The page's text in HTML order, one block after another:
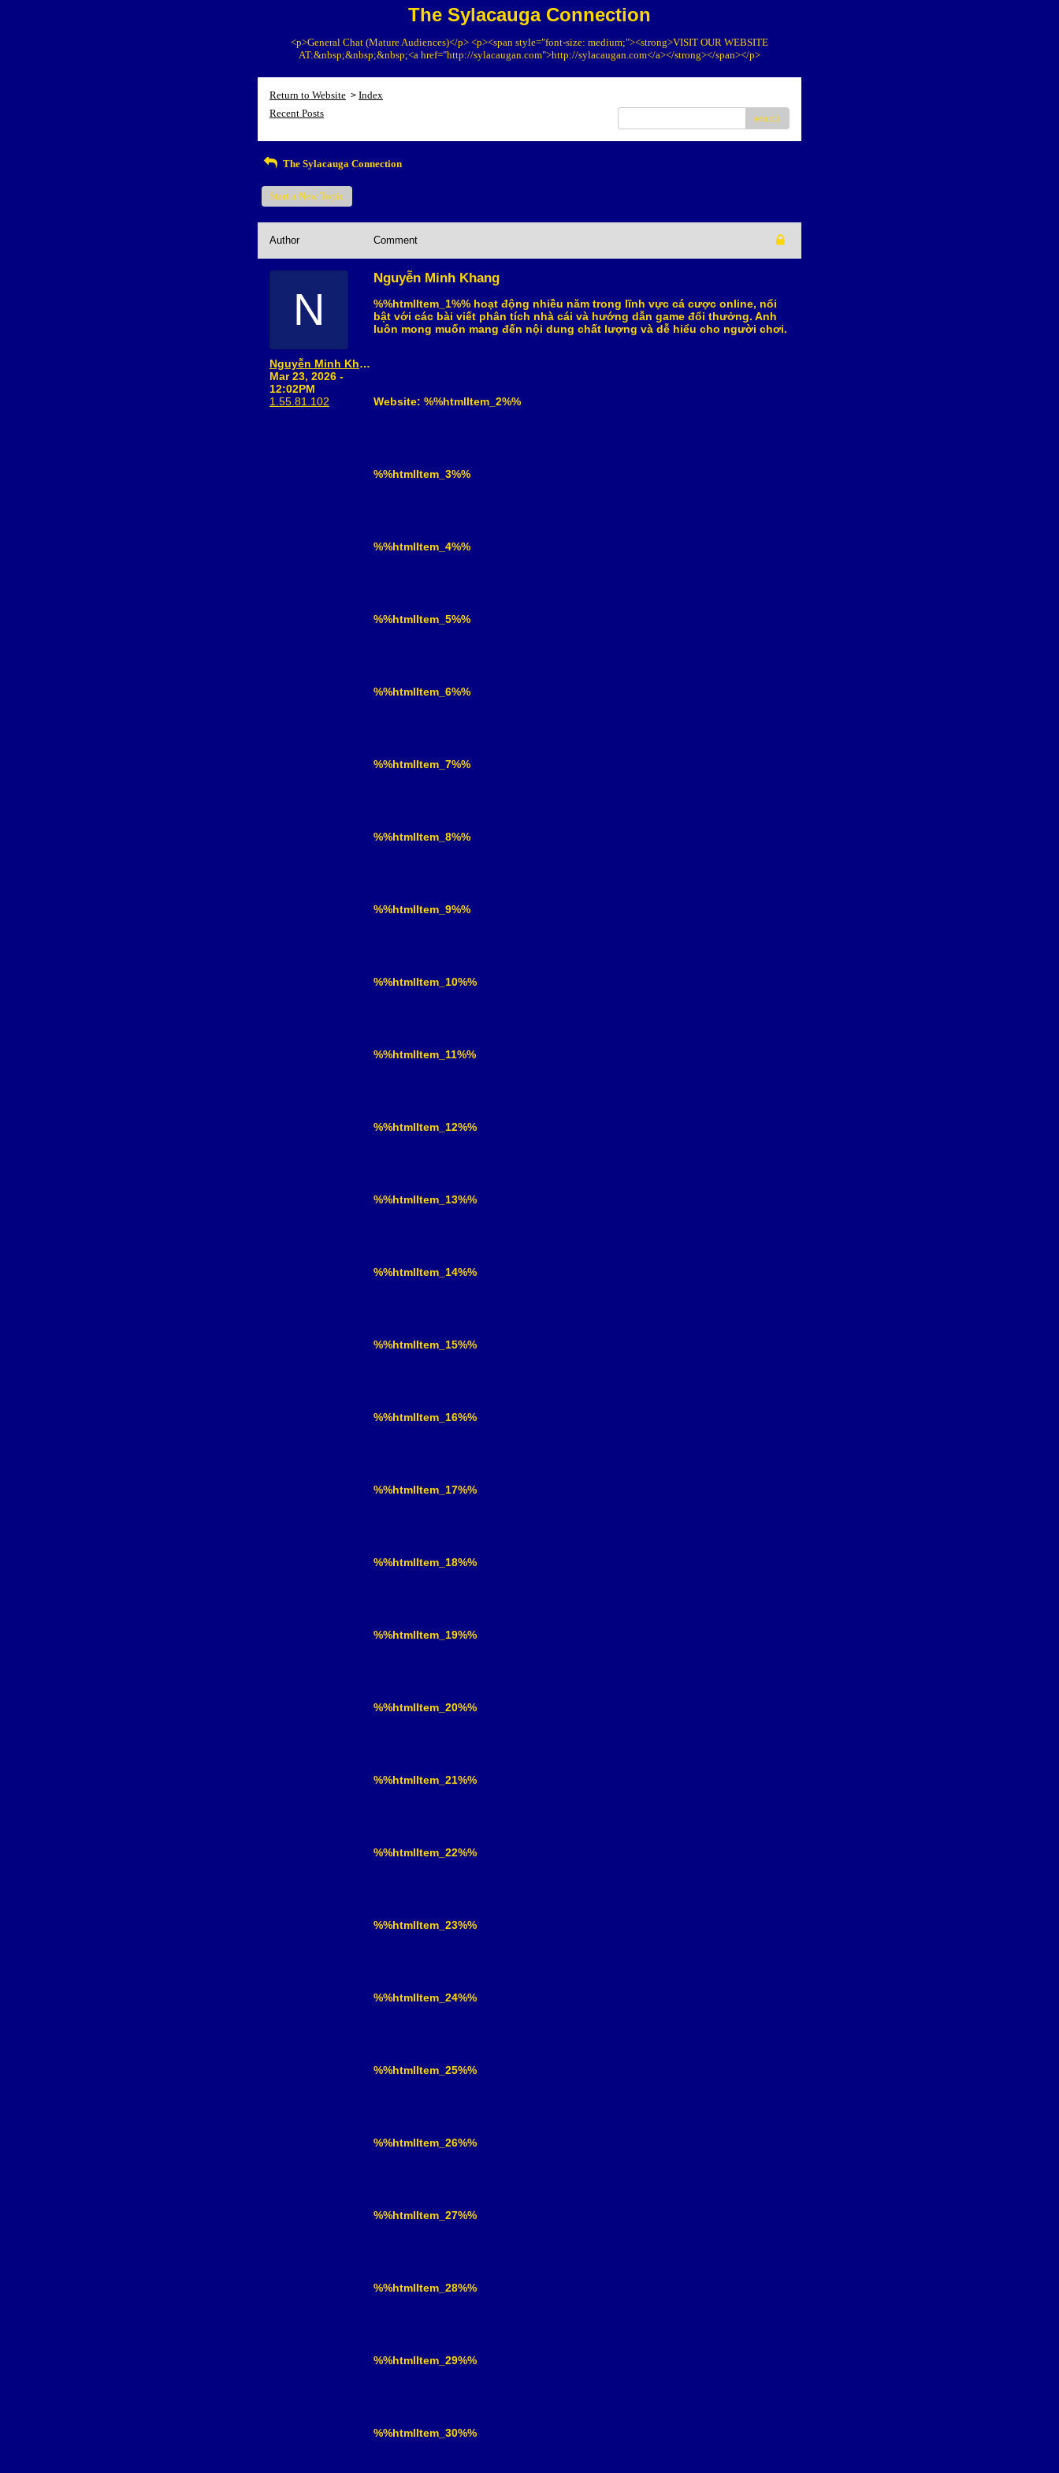
The Sylacauga Connection
<p>General Chat (Mature Audiences)</p> <p><span style="font-size: medium;"><strong>VISIT OUR WEBSITE
AT:&nbsp;&nbsp;&nbsp;<a href="http://sylacaugan.com">http://sylacaugan.com</a></strong></span></p>
Return to Website > Index
Recent Posts
search
The Sylacauga Connection
Start a New Topic
Author Comment
N
Nguyễn Minh Khang
Mar 23, 2026 -
12:02PM
1.55.81.102
Nguyễn Minh Khang
%%htmlItem_1%% hoạt động nhiều năm trong lĩnh vực cá cược online, nổi
bật với các bài viết phân tích nhà cái và hướng dẫn game đổi thưởng. Anh
luôn mong muốn mang đến nội dung chất lượng và dễ hiểu cho người chơi.
Website: %%htmlItem_2%%
%%htmlItem_3%%
%%htmlItem_4%%
%%htmlItem_5%%
%%htmlItem_6%%
%%htmlItem_7%%
%%htmlItem_8%%
%%htmlItem_9%%
%%htmlItem_10%%
%%htmlItem_11%%
%%htmlItem_12%%
%%htmlItem_13%%
%%htmlItem_14%%
%%htmlItem_15%%
%%htmlItem_16%%
%%htmlItem_17%%
%%htmlItem_18%%
%%htmlItem_19%%
%%htmlItem_20%%
%%htmlItem_21%%
%%htmlItem_22%%
%%htmlItem_23%%
%%htmlItem_24%%
%%htmlItem_25%%
%%htmlItem_26%%
%%htmlItem_27%%
%%htmlItem_28%%
%%htmlItem_29%%
%%htmlItem_30%%